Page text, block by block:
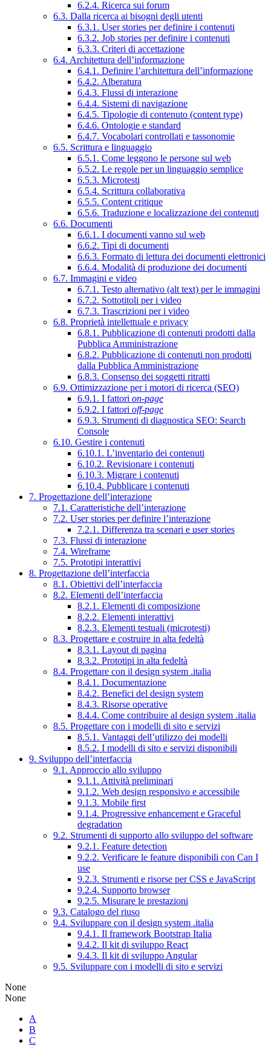
6.2.4. Ricerca sui forum
6.3. Dalla ricerca ai bisogni degli utenti
6.3.1. User stories per definire i contenuti
6.3.2. Job stories per definire i contenuti
6.3.3. Criteri di accettazione
6.4. Architettura dell’informazione
6.4.1. Definire l’architettura dell’informazione
6.4.2. Alberatura
6.4.3. Flussi di interazione
6.4.4. Sistemi di navigazione
6.4.5. Tipologie di contenuto (content type)
6.4.6. Ontologie e standard
6.4.7. Vocabolari controllati e tassonomie
6.5. Scrittura e linguaggio
6.5.1. Come leggono le persone sul web
6.5.2. Le regole per un linguaggio semplice
6.5.3. Microtesti
6.5.4. Scrittura collaborativa
6.5.5. Content critique
6.5.6. Traduzione e localizzazione dei contenuti
6.6. Documenti
6.6.1. I documenti vanno sul web
6.6.2. Tipi di documenti
6.6.3. Formato di lettura dei documenti elettronici
6.6.4. Modalità di produzione dei documenti
6.7. Immagini e video
6.7.1. Testo alternativo (alt text) per le immagini
6.7.2. Sottotitoli per i video
6.7.3. Trascrizioni per i video
6.8. Proprietà intellettuale e privacy
6.8.1. Pubblicazione di contenuti prodotti dalla
Pubblica Amministrazione
6.8.2. Pubblicazione di contenuti non prodotti
dalla Pubblica Amministrazione
6.8.3. Consenso dei soggetti ritratti
6.9. Ottimizzazione per i motori di ricerca (SEO)
6.9.1. I fattori on-page
6.9.2. I fattori off-page
6.9.3. Strumenti di diagnostica SEO: Search
Console
6.10. Gestire i contenuti
6.10.1. L’inventario dei contenuti
6.10.2. Revisionare i contenuti
6.10.3. Migrare i contenuti
6.10.4. Pubblicare i contenuti
7. Progettazione dell’interazione
7.1. Caratteristiche dell’interazione
7.2. User stories per definire l’interazione
7.2.1. Differenza tra scenari e user stories
7.3. Flussi di interazione
7.4. Wireframe
7.5. Prototipi interattivi
8. Progettazione dell’interfaccia
8.1. Obiettivi dell’interfaccia
8.2. Elementi dell’interfaccia
8.2.1. Elementi di composizione
8.2.2. Elementi interattivi
8.2.3. Elementi testuali (microtesti)
8.3. Progettare e costruire in alta fedeltà
8.3.1. Layout di pagina
8.3.2. Prototipi in alta fedeltà
8.4. Progettare con il design system .italia
8.4.1. Documentazione
8.4.2. Benefici del design system
8.4.3. Risorse operative
8.4.4. Come contribuire al design system .italia
8.5. Progettare con i modelli di sito e servizi
8.5.1. Vantaggi dell’utilizzo dei modelli
8.5.2. I modelli di sito e servizi disponibili
9. Sviluppo dell’interfaccia
9.1. Approccio allo sviluppo
9.1.1. Attività preliminari
9.1.2. Web design responsivo e accessibile
9.1.3. Mobile first
9.1.4. Progressive enhancement e Graceful
degradation
9.2. Strumenti di supporto allo sviluppo del software
9.2.1. Feature detection
9.2.2. Verificare le feature disponibili con Can I
use
9.2.3. Strumenti e risorse per CSS e JavaScript
9.2.4. Supporto browser
9.2.5. Misurare le prestazioni
9.3. Catalogo del riuso
9.4. Sviluppare con il design system .italia
9.4.1. Il framework Bootstrap Italia
9.4.2. Il kit di sviluppo React
9.4.3. Il kit di sviluppo Angular
9.5. Sviluppare con i modelli di sito e servizi
None
None
A
B
C